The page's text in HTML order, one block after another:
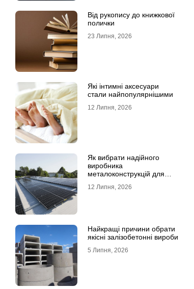
Від рукопису до книжкової
полички
23 Липня, 2026
Які інтимні аксесуари
стали найпопулярнішими
12 Липня, 2026
Як вибрати надійного
виробника
металоконструкцій для
12 Липня, 2026
Найкращі причини обрати
якісні залізобетонні вироби
5 Липня, 2026